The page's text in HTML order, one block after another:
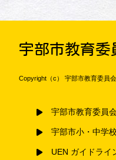
宇部市教育委
Copyright（c） 宇部市教育委員
宇部市教育委員
宇部市小・中学
UEN ガイドライ